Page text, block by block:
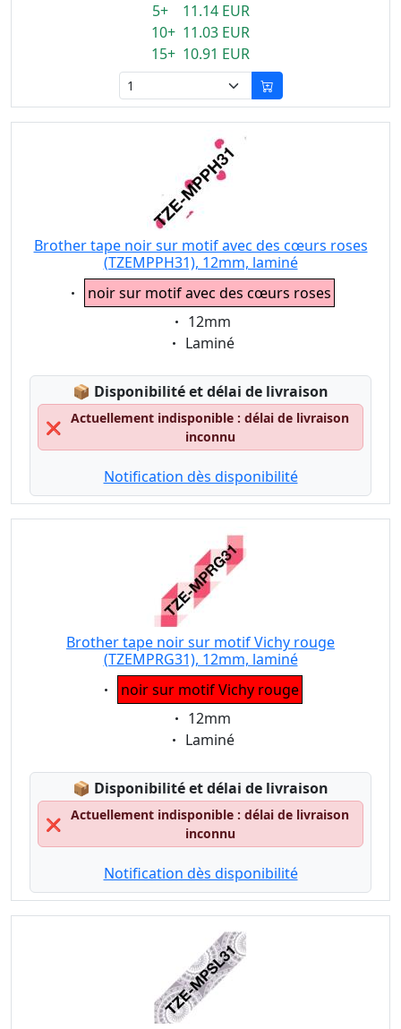
5+ 11.14 EUR
10+ 11.03 EUR
15+ 10.91 EUR
Brother tape noir sur motif avec des cœurs roses
(TZEMPPH31), 12mm, laminé
Eigenschaft:
noir sur motif avec des cœurs roses
Eigenschaft:
12mm
Eigenschaft:
Laminé
📦 Lagerstatus:
Disponibilité et délai de livraison
❌
Actuellement indisponible : délai de livraison
inconnu
Notification dès disponibilité
Brother tape noir sur motif Vichy rouge
(TZEMPRG31), 12mm, laminé
Eigenschaft:
noir sur motif Vichy rouge
Eigenschaft:
12mm
Eigenschaft:
Laminé
📦 Lagerstatus:
Disponibilité et délai de livraison
❌
Actuellement indisponible : délai de livraison
inconnu
Notification dès disponibilité